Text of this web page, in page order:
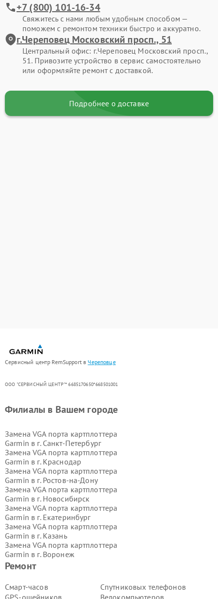
+7 (800) 101-16-34
Свяжитесь с нами любым удобным способом —
поможем с ремонтом техники быстро и аккуратно.
г.Череповец Московский просп., 51
Центральный офис: г.Череповец Московский просп.,
51. Привозите устройство в сервис самостоятельно
или оформляйте ремонт с доставкой.
Подробнее о доставке
Сервисный центр RemSupport вЧереповце
ООО "СЕРВИСНЫЙ ЦЕНТР"* 6685170650*668501001
Ремонт
Смарт-часов
GPS-ошейников
Спутниковых телефонов
Велокомпьютеров
Филиалы в Вашем городе
Замена VGA порта картплоттера
Garmin в г. Санкт-Петербург
Замена VGA порта картплоттера
Garmin в г. Краснодар
Замена VGA порта картплоттера
Garmin в г. Ростов-на-Дону
Замена VGA порта картплоттера
Garmin в г. Новосибирск
Замена VGA порта картплоттера
Garmin в г. Екатеринбург
Замена VGA порта картплоттера
Garmin в г. Казань
Замена VGA порта картплоттера
Garmin в г. Воронеж
Замена VGA порта картплоттера
Garmin в г.
Garmin в г.Самара